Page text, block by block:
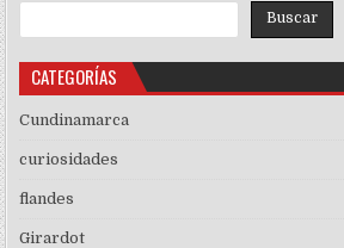
Buscar
CATEGORÍAS
Cundinamarca
curiosidades
flandes
Girardot